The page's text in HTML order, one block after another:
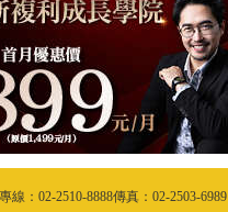
線：02-2510-8888傳真：02-2503-6989